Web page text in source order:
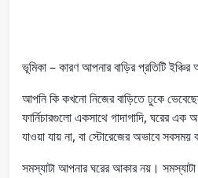
ভূমিকা – কারণ আপনার বাড়ির প্রতিটি
আপনি কি কখনো নিজের বাড়িতে ঢুকে
ফার্নিচারগুলো একসাথে গাদাগাদি, ঘরের
যাওয়া যায় না, বা স্টোরেজের অভাবে সবসময়
সমস্যাটা আপনার ঘরের আকার নয়। সমস্যাটা